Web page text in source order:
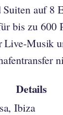
auf 8
bis zu 600
Live-Musik
Details
Ibiza